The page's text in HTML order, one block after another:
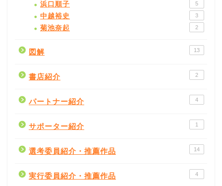
浜口順子 5
中越裕史 3
菊池奈起 2
図解 13
書店紹介 2
パートナー紹介 4
サポーター紹介 1
選考委員紹介・推薦作品 14
実行委員紹介・推薦作品 4